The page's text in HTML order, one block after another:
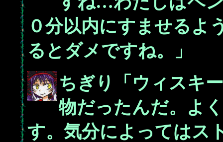
０分以内にすませるよ
るとダメですね。」
ちぎり「ウィスキ
物だったんだ。よ
す。気分によってはス